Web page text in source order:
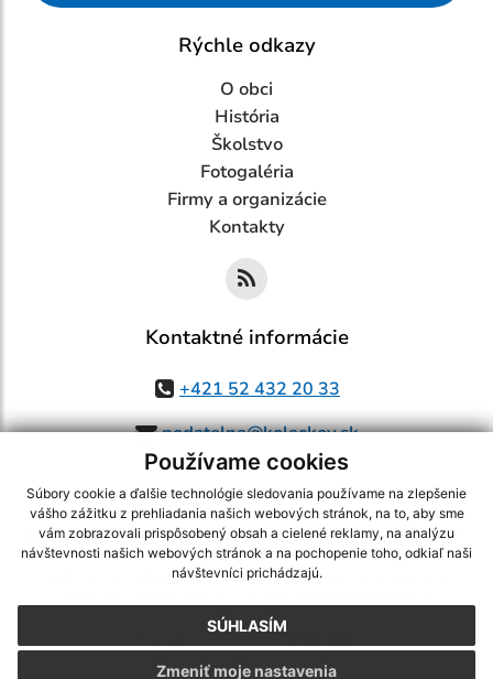
Používame cookies
Súbory cookie a ďalšie technológie sledovania používame na zlepšenie
vášho zážitku z prehliadania našich webových stránok, na to, aby sme
vám zobrazovali prispôsobený obsah a cielené reklamy, na analýzu
návštevnosti našich webových stránok a na pochopenie toho, odkiaľ naši
návštevníci prichádzajú.
SÚHLASÍM
Zmeniť moje nastavenia
Rýchle odkazy
O obci
História
Školstvo
Fotogaléria
Firmy a organizácie
Kontakty
Kontaktné informácie
+421 52 432 20 33
podatelna@kolackov.sk
využite možnosť získavania aktuálnych informácií s využitím RSS
CMS systém (redakčný) systém ECHELON 2,Mapa stránok,web portál
webex.digital, s.r.o.,domény,registrácia domény
Posledná aktualizácia:05.08.2026